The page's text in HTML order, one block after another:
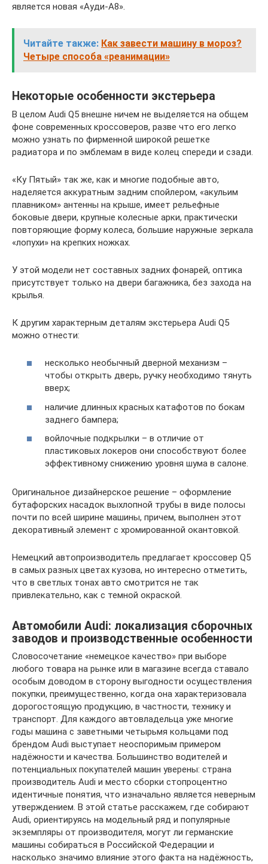
является новая «Ауди-А8».
Читайте также: Как завести машину в мороз?
Четыре способа «реанимации»
Некоторые особенности экстерьера
В целом Audi Q5 внешне ничем не выделяется на общем
фоне современных кроссоверов, разве что его легко
можно узнать по фирменной широкой решетке
радиатора и по эмблемам в виде колец спереди и сзади.
«Ку Пятый» так же, как и многие подобные авто,
наделяется аккуратным задним спойлером, «акульим
плавником» антенны на крыше, имеет рельефные
боковые двери, крупные колесные арки, практически
повторяющие форму колеса, большие наружные зеркала
«лопухи» на крепких ножках.
У этой модели нет составных задних фонарей, оптика
присутствует только на двери багажника, без захода на
крылья.
К другим характерным деталям экстерьера Audi Q5
можно отнести:
несколько необычный дверной механизм –
чтобы открыть дверь, ручку необходимо тянуть
вверх;
наличие длинных красных катафотов по бокам
заднего бампера;
войлочные подкрылки – в отличие от
пластиковых локеров они способствуют более
эффективному снижению уровня шума в салоне.
Оригинальное дизайнерское решение – оформление
бутафорских насадок выхлопной трубы в виде полосы
почти по всей ширине машины, причем, выполнен этот
декоративный элемент с хромированной окантовкой.
Немецкий автопроизводитель предлагает кроссовер Q5
в самых разных цветах кузова, но интересно отметить,
что в светлых тонах авто смотрится не так
привлекательно, как с темной окраской.
Автомобили Audi: локализация сборочных
заводов и производственные особенности
Словосочетание «немецкое качество» при выборе
любого товара на рынке или в магазине всегда ставало
особым доводом в сторону выгодности осуществления
покупки, преимущественно, когда она характеризовала
дорогостоящую продукцию, в частности, технику и
транспорт. Для каждого автовладельца уже многие
годы машина с заветными четырьмя кольцами под
брендом Audi выступает неоспоримым примером
надёжности и качества. Большинство водителей и
потенциальных покупателей машин уверены: страна
производитель Audi и место сборки стопроцентно
идентичные понятия, что изначально является неверным
утверждением. В этой статье расскажем, где собирают
Audi, ориентируясь на модельный ряд и популярные
экземпляры от производителя, могут ли германские
машины собираться в Российской Федерации и
насколько значимо влияние этого факта на надёжность,